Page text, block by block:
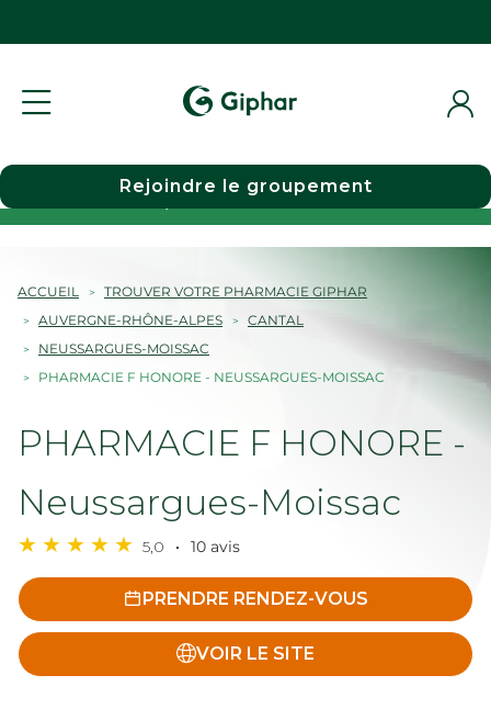
Choisir une pharmacie
Rejoindre le groupement
ACCUEIL
TROUVER VOTRE PHARMACIE GIPHAR
AUVERGNE-RHÔNE-ALPES
CANTAL
NEUSSARGUES-MOISSAC
PHARMACIE F HONORE - NEUSSARGUES-MOISSAC
PHARMACIE F HONORE -
Neussargues-Moissac
5,0 10 avis
PRENDRE RENDEZ-VOUS
VOIR LE SITE